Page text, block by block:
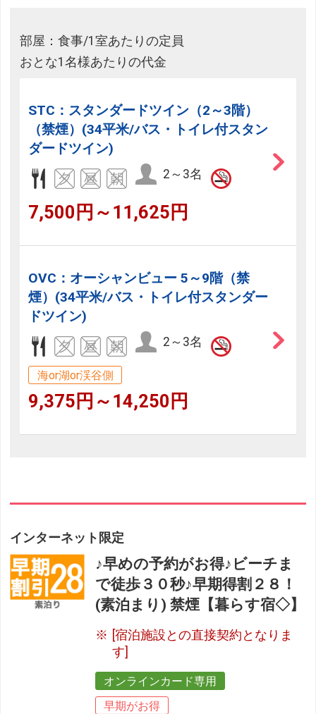
部屋：食事/1室あたりの定員
おとな1名様あたりの代金
STC：スタンダードツイン（2～3階）
（禁煙）(34平米/バス・トイレ付スタン
ダードツイン)
2～3名
7,500円～11,625円
OVC：オーシャンビュー 5～9階（禁
煙）(34平米/バス・トイレ付スタンダー
ドツイン)
2～3名
海or湖or渓谷側
9,375円～14,250円
インターネット限定
♪早めの予約がお得♪ビーチま
で徒歩３０秒♪早期得割２８！
(素泊まり) 禁煙【暮らす宿◇】
[宿泊施設との直接契約となりま
す]
オンラインカード専用
早期がお得
JR回数券類、ギフト券、外国通貨、直接契約型宿泊プラン、土
産品、旅行積立商品、当社が指定した商品が利用できません。
い商品
旅館・ホテルなど宿泊施設での現地支払いにはご利用いただけま
せん。
閉じる